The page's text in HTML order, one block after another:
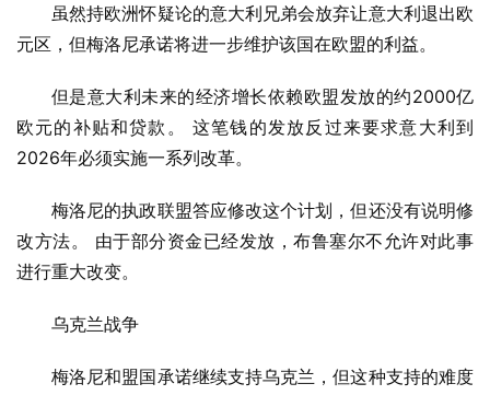
虽然持欧洲怀疑论的意大利兄弟会放弃让意大利退出欧
元区，但梅洛尼承诺将进一步维护该国在欧盟的利益。
但是意大利未来的经济增长依赖欧盟发放的约2000亿
欧元的补贴和贷款。 这笔钱的发放反过来要求意大利到
2026年必须实施一系列改革。
梅洛尼的执政联盟答应修改这个计划，但还没有说明修
改方法。 由于部分资金已经发放，布鲁塞尔不允许对此事
进行重大改变。
乌克兰战争
梅洛尼和盟国承诺继续支持乌克兰，但这种支持的难度